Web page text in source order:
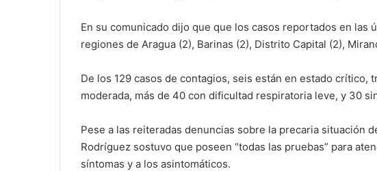
En su comunicado dijo que que los casos reportados en las
regiones de Aragua (2), Barinas (2), Distrito Capital (2),
De los 129 casos de contagios, seis están en estado crítico,
moderada, más de 40 con dificultad respiratoria leve, y 30
Pese a las reiteradas denuncias sobre la precaria situación
Rodríguez sostuvo que poseen “todas las pruebas” para
síntomas y a los asintomáticos.